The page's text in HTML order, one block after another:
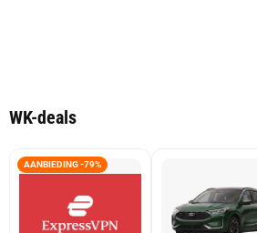
WK-deals
AANBIEDING -79%